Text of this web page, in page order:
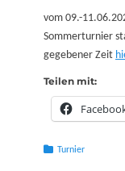
vom 09.-
Sommerturnier
gegebener Zeit
Teilen mit:
Kategorien
Turnier